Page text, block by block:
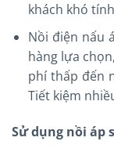
khách khó
Nồi điện nấu
hàng lựa
phí thấp đến
Tiết kiệm
Sử dụng nồi áp